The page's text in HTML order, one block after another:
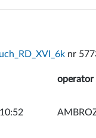
nr
operator